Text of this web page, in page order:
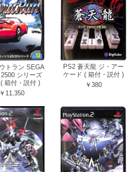
トラン SEGA
シリーズ
箱付・説付 )
￥11,350
PS2 蒼天龍 ジ・アー
ケード ( 箱付・説付 )
￥380